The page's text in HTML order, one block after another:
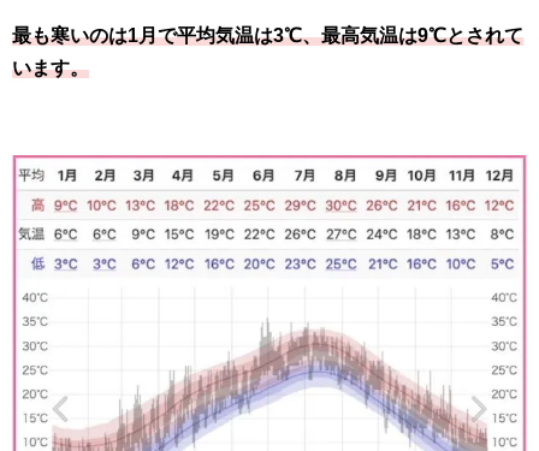
最も寒いのは1月で平均気温は3℃、最高気温は9℃とされて
います。